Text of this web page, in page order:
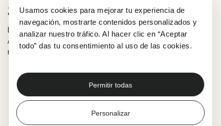
Usamos cookies para mejorar tu experiencia de
navegación, mostrarte contenidos personalizados y
analizar nuestro tráfico. Al hacer clic en “Aceptar
todo” das tu consentimiento al uso de las cookies.
Permitir todas
Personalizar
SOBRE LA ACTIVIDAD
De la mano de la Asociación de Feriantes de Euskadi, Las
Arenas acogerá diversas atracciones para que los/las
más pequeños/as disfruten de las vacaciones navideñas.
Fechas: del 19 de diciembre al 6 de enero
Días sin alteraciones sonoras: 21 de diciembre y 3
de enero, de 17:00 a 21:00 horas.Las personas con
atracciones sin música, sin avisos ni bocinas.